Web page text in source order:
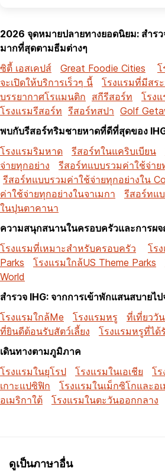
2026 จุดหมายปลายทางยอดนิยม: สำ
มากที่สุดตามธีมต่างๆ
ซิตี้ เอสเคปส์
Great Foodie Cities
โ
จะเปิดให้บริการเร็วๆ นี้
โรงแรมที่มีสร
บรรยากาศโรแมนติก สกีรีสอร์ท
โรง
โรงแรมรีสอร์ท รีสอร์ทสปา Golf
พบกับรีสอร์ทริมชายหาดที่ดีที่สุดของ
โรงแรมริมหาด
รีสอร์ทในแคริบเบียน
จ่ายทุกอย่าง
รีสอร์ทแบบรวมค่าใช้จ่า
รีสอร์ทแบบรวมค่าใช้จ่ายทุกอย่างใน
ค่าใช้จ่ายทุกอย่างในจาเมกา
รีสอร์ทแ
ในปุนตาคานา
ความสนุกสนานในครอบครัวและการผ
โรงแรมที่เหมาะสำหรับครอบครัว
โร
Parks
โรงแรมใกล้US Theme Parks
World
สำรวจ IHG: จากการเข้าพักแสนสบายไ
โรงแรมใกล้Me
โรงแรมหรู ที่เที่ยววั
ที่ยินดีต้อนรับสัตว์เลี้ยง
โรงแรมหรูที่ได้
เดินทางตามภูมิภาค
โรงแรมในยุโรป
โรงแรมในเอเชีย
โร
เกาะแปซิฟิก
โรงแรมในเม็กซิโกและอ
อเมริกาใต้
โรงแรมในตะวันออกกลาง
ดูเป็นภาษาอื่น